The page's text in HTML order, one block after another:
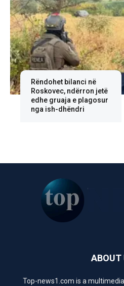
Rëndohet bilanci në
Roskovec, ndërron jetë
edhe gruaja e plagosur
nga ish-dhëndri
ABOUT
Top-news1.com is a